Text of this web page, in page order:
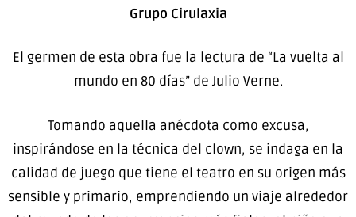
Grupo Cirulaxia
El germen de esta obra fue la lectura de “La vuelta al
mundo en 80 días” de Julio Verne.
Tomando aquella anécdota como excusa,
inspirándose en la técnica del clown, se indaga en la
calidad de juego que tiene el teatro en su origen más
sensible y primario, emprendiendo un viaje alrededor